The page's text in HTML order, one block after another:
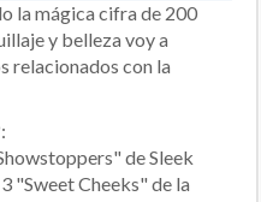
la mágica cifra de 200
y belleza voy a
relacionados con la
de Sleek
"Sweet Cheeks" de la